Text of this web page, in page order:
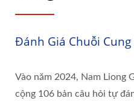
Đánh Giá Chuỗi
Vào năm 2024, Nam Liong
cộng 106 bản câu hỏi tự